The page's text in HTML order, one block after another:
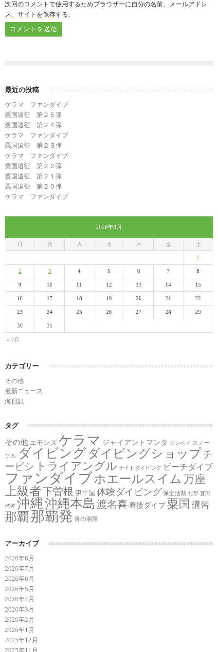
次回のコメントで使用するためブラウザーに自分の名前、メールアドレ
ス、サイトを保存する。
最近の投稿
ケラマ ファンダイブ
粟国遠征 第２５弾
粟国遠征 第２４弾
ケラマ ファンダイブ
粟国遠征 第２３弾
ケラマ ファンダイブ
粟国遠征 第２２弾
粟国遠征 第２１弾
粟国遠征 第２０弾
ケラマ ファンダイブ
2026年8月
日 月 火 水 木 金 土
« 7月
1
2 3 4 5 6 7 8
9 10 11 12 13 14 15
16 17 18 19 20 21 22
23 24 25 26 27 28 29
30 31
カテゴリー
その他
最新ニュース
海日記
タグ
その他 エモンズ ケラマ ジャイアントマンタ ジンベイ スノー
ケル ダイビング ダイビングショップチ
ービシ
トライアングル ナイトダイビング ビーチダイブ
ファンダイブホエールスイム 万座
上級者下曽根 伊平屋 体験ダイビング 保全活動 北部 宜野
湾沖 沖縄沖縄本島 渡名喜 着後ダイブ 粟国 講習
那覇 那覇発 青の洞窟
アーカイブ
2026年8月
2026年7月
2026年6月
2026年5月
2026年4月
2026年3月
2026年2月
2026年1月
2025年12月
2025年11月